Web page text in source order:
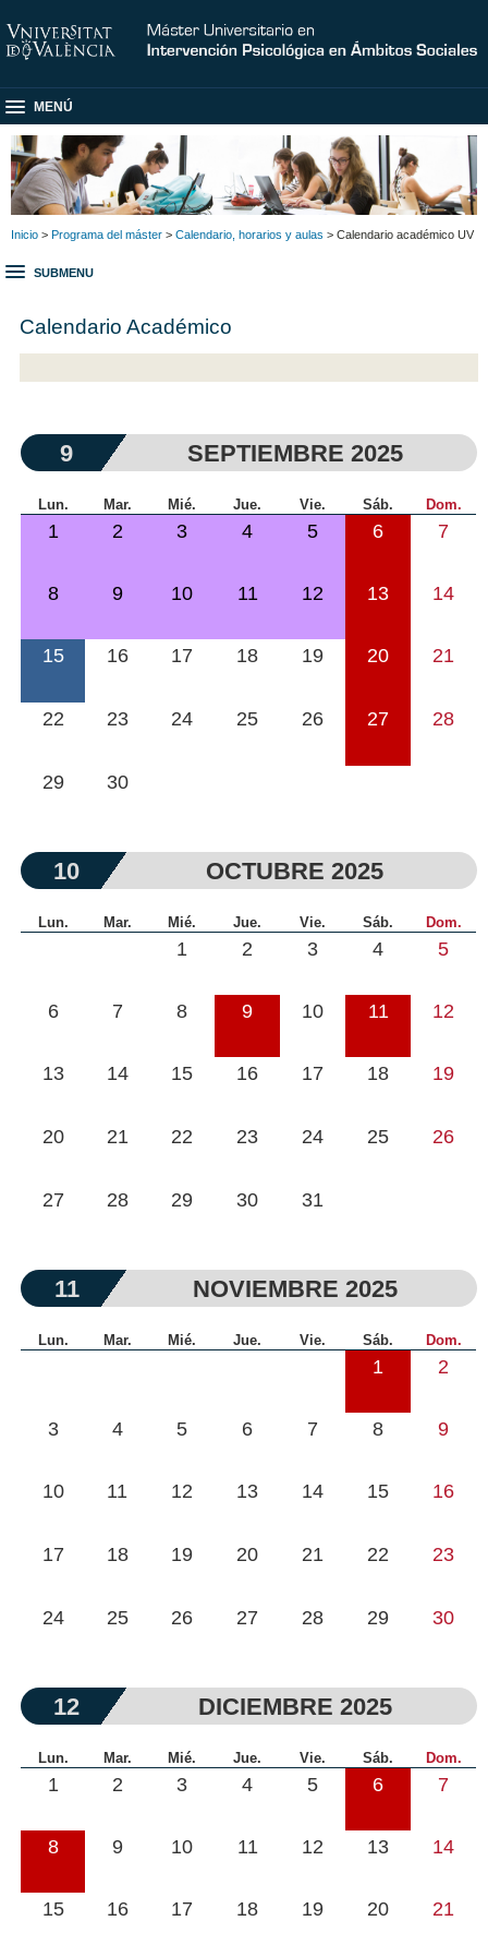
MENÚ
Inicio > Programa del máster > Calendario, horarios y aulas > Calendario académico UV
SUBMENU
Calendario Académico
9 SEPTIEMBRE 2025
Lun. Mar. Mié. Jue. Vie. Sáb. Dom.
1 2 3 4 5 6 7
8 9 10 11 12 13 14
15 16 17 18 19 20 21
22 23 24 25 26 27 28
29 30
10 OCTUBRE 2025
Lun. Mar. Mié. Jue. Vie. Sáb. Dom.
1 2 3 4 5
6 7 8 9 10 11 12
13 14 15 16 17 18 19
20 21 22 23 24 25 26
27 28 29 30 31
11 NOVIEMBRE 2025
Lun. Mar. Mié. Jue. Vie. Sáb. Dom.
1 2
3 4 5 6 7 8 9
10 11 12 13 14 15 16
17 18 19 20 21 22 23
24 25 26 27 28 29 30
12 DICIEMBRE 2025
Lun. Mar. Mié. Jue. Vie. Sáb. Dom.
1 2 3 4 5 6 7
8 9 10 11 12 13 14
15 16 17 18 19 20 21